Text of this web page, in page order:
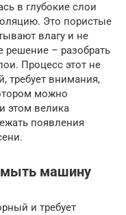
в глубокие слои
Это пористые
влагу и не
решение – разобрать
Процесс этот не
требует внимания,
можно
этом велика
появления
мыть машину
и требует